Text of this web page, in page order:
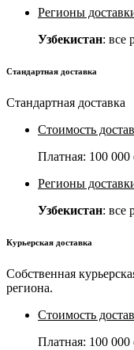
Регионы
Узбекистан: все
Стандартная доставка
Стандартная доставка
Стоимость
Платная: 100 000
Регионы
Узбекистан: все
Курьерская доставка
Собственная
региона.
Стоимость
Платная: 100 000